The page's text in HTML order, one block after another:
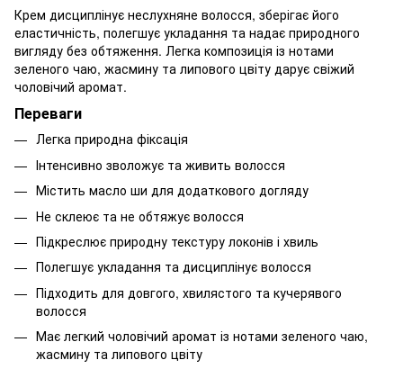
Крем дисциплінує неслухняне волосся, зберігає його
еластичність, полегшує укладання та надає природного
вигляду без обтяження. Легка композиція із нотами
зеленого чаю, жасмину та липового цвіту дарує свіжий
чоловічий аромат.
Переваги
Легка природна фіксація
Інтенсивно зволожує та живить волосся
Містить масло ши для додаткового догляду
Не склеює та не обтяжує волосся
Підкреслює природну текстуру локонів і хвиль
Полегшує укладання та дисциплінує волосся
Підходить для довгого, хвилястого та кучерявого
волосся
Має легкий чоловічий аромат із нотами зеленого чаю,
жасмину та липового цвіту